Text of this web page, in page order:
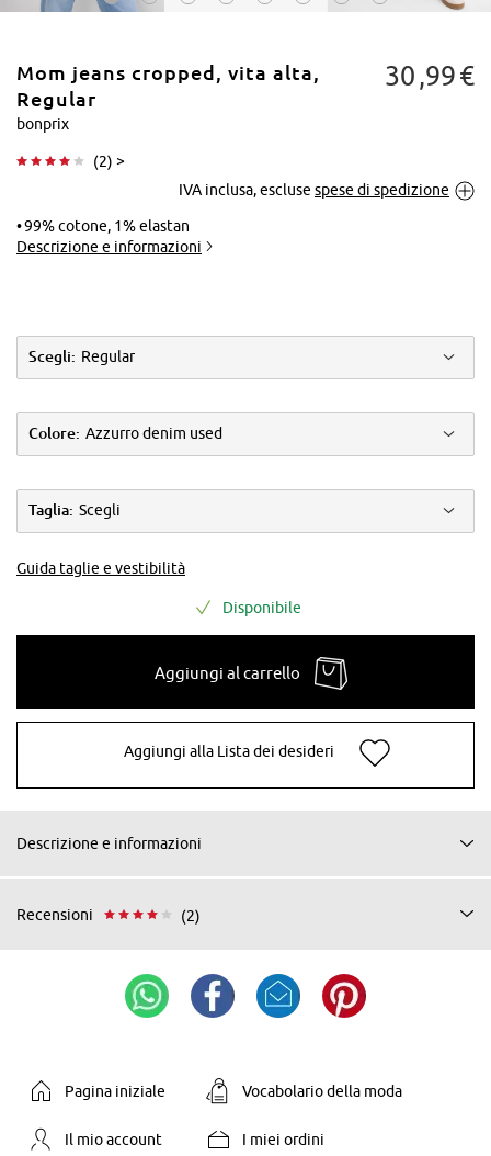
ingrandire
Mom jeans cropped, vita alta,
Regular
bonprix
(2) >
30 99€
IVA inclusa, escluse spese di spedizione
99% cotone, 1% elastan
Descrizione e informazioni
Scegli: Regular
Colore: Azzurro denim used
Taglia: Scegli
Guida taglie e vestibilità
Disponibile
Aggiungi al carrello
Aggiungi alla Lista dei desideri
Descrizione e informazioni
Recensioni (2)
Pagina iniziale Vocabolario della moda
Il mio account I miei ordini